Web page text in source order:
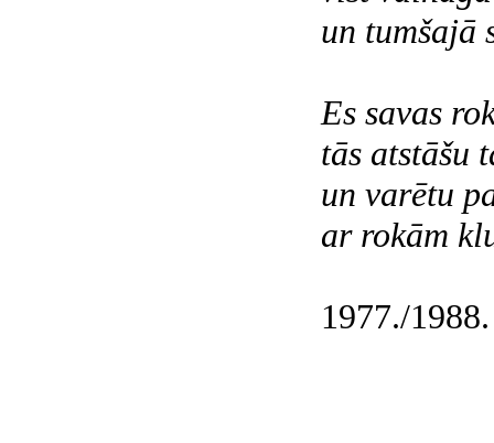
un tumšajā
Es savas
tās atstāšu
un varētu
ar rokām
1977./1988.